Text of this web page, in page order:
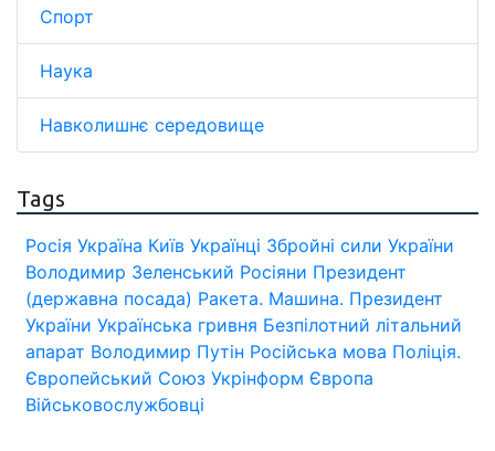
Спорт
Наука
Навколишнє середовище
Tags
Росія Україна Київ Українці Збройні сили України
Володимир Зеленський Росіяни Президент
(державна посада) Ракета. Машина. Президент
України Українська гривня Безпілотний літальний
апарат Володимир Путін Російська мова Поліція.
Європейський Союз Укрінформ Європа
Військовослужбовці